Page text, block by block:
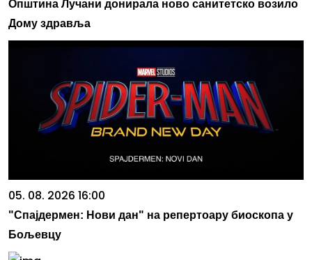
Општина Лучани донирала ново санитетско возило
Дому здравља
05. 08. 2026 16:00
"Спајдермен: Нови дан" на репертоару биоскопа у
Бољевцу